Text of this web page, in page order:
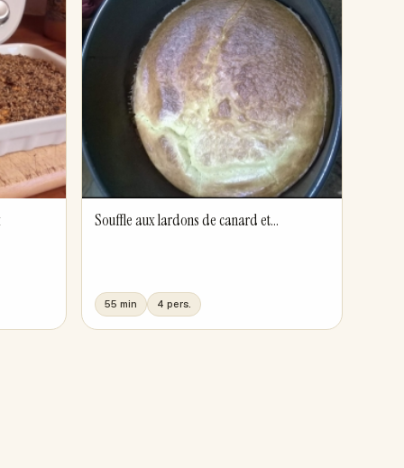
Souffle aux lardons de canard et...
55 min 4 pers.